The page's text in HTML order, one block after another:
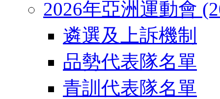
2026年亞洲運動會
遴選及上訴機制
品勢代表隊名單
青訓代表隊名單